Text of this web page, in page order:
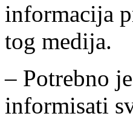
informacija
tog medija.
– Potrebno
informisati